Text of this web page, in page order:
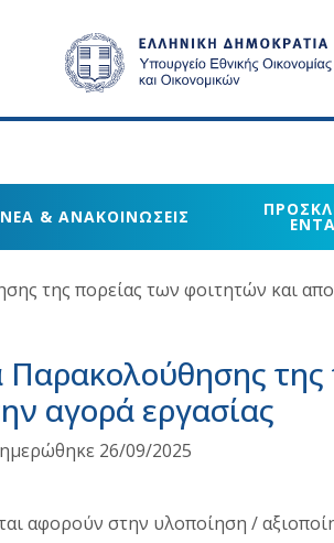
ΝΕΑ & ΑΝΑΚΟΙΝΩΣΕΙΣ
της πορείας των φοιτητών και
της
αγορά εργασίας
26/09/2025
αφορούν στην υλοποίηση /